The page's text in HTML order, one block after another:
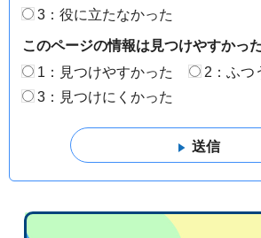
3：役に立たなかった
このページの情報は見つけやすかっ
1：見つけやすかった
2：ふつ
3：見つけにくかった